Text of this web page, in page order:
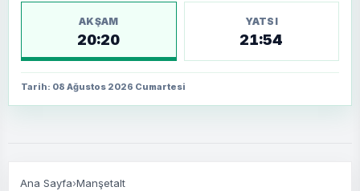
AKŞAM
20:20
YATSI
21:54
Tarih: 08 Ağustos 2026 Cumartesi
Ana Sayfa›Manşetalt